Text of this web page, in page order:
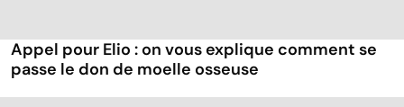
Appel pour Elio : on vous explique comment se
passe le don de moelle osseuse